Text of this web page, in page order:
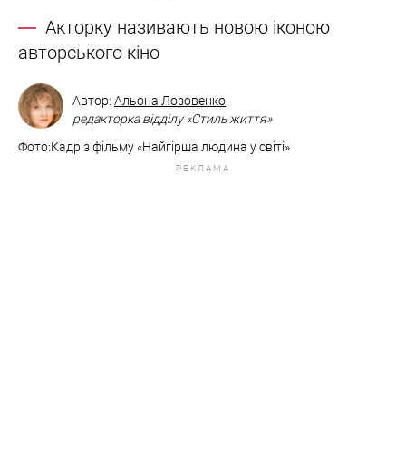
Акторку називають новою іконою
авторського кіно
Автор: Альона Лозовенко
редакторка відділу «Стиль життя»
Фото:Кадр з фільму «Найгірша людина у світі»
РЕКЛАМА